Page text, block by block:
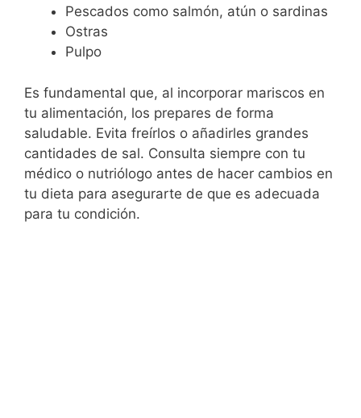
Pescados como salmón, atún o sardinas
Ostras
Pulpo
Es fundamental que, al incorporar mariscos en
tu alimentación, los prepares de forma
saludable. Evita freírlos o añadirles grandes
cantidades de sal. Consulta siempre con tu
médico o nutriólogo antes de hacer cambios en
tu dieta para asegurarte de que es adecuada
para tu condición.